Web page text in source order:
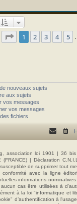
Page 1sur619
1 2 3 4 5
nouveaux sujets
aux sujets
vos messages
vos messages
fichiers
association loi 1901 | 36
(FRANCE) | Déclaration
de supprimer tout
avec la ligne
informations
cas être utilisées à
à la loi "informatique et
d’authentification à